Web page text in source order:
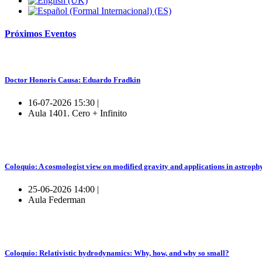
Próximos Eventos
Doctor Honoris Causa: Eduardo Fradkin
16-07-2026 15:30 |
Aula 1401. Cero + Infinito
Coloquio: A cosmologist view on modified gravity and applications in
25-06-2026 14:00 |
Aula Federman
Coloquio: Relativistic hydrodynamics: Why, how, and why so small?